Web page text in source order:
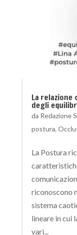
La relazione
degli
da Redazione
postura,
La Postura
riconoscono
sistema
lineare in cui
vari...